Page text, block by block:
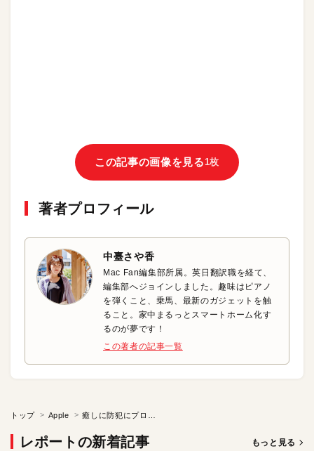
この記事の画像を見る1枚
著者プロフィール
中臺さや香
Mac Fan編集部所属。英日翻訳職を経て、
編集部へジョインしました。趣味はピアノ
を弾くこと、乗馬、最新のガジェットを触
ること。家中まるっとスマートホーム化す
るのが夢です！
この著者の記事一覧
トップ Apple
レポートの新着記事 もっと見る